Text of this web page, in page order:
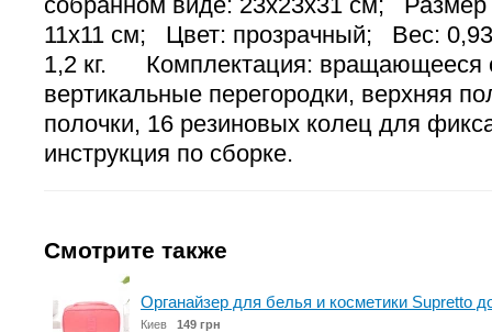
11х11 см; Цвет: прозрачный; Вес:
1,2 кг. Комплектация: вращающееся
вертикальные перегородки, верхняя
полочки, 16 резиновых колец для
инструкция по сборке.
Смотрите также
Органайзер для белья и косметики Supretto
Киев 149 грн